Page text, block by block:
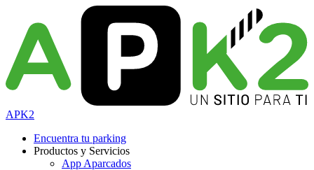
APK2
Encuentra tu parking
Productos y Servicios
App Aparcados